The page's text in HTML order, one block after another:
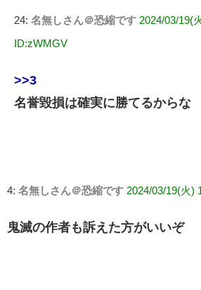
24: 名無しさん＠恐縮です 2024/03/19(
ID:zWMGV
>>3
名誉毀損は確実に勝てるからな
4: 名無しさん＠恐縮です 2024/03/19(火)
鬼滅の作者も訴えた方がいいぞ